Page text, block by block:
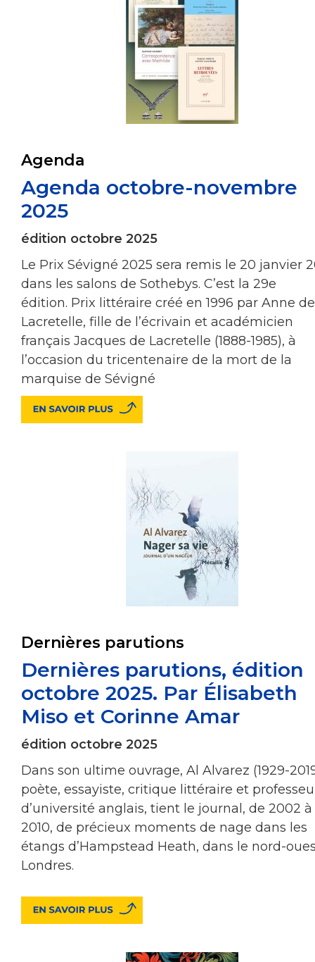
Agenda
Agenda octobre-novembre
2025
édition octobre 2025
Le Prix Sévigné 2025 sera remis le 20 janvier
dans les salons de Sothebys. C’est la 29e
édition. Prix littéraire créé en 1996 par Anne de
Lacretelle, fille de l’écrivain et académicien
français Jacques de Lacretelle (1888-1985), à
l’occasion du tricentenaire de la mort de la
marquise de Sévigné
Dernières parutions
Dernières parutions, édition
octobre 2025. Par Élisabeth
Miso et Corinne Amar
édition octobre 2025
Dans son ultime ouvrage, Al Alvarez (1929-
poète, essayiste, critique littéraire et
d’université anglais, tient le journal, de 2002 à
2010, de précieux moments de nage dans les
étangs d’Hampstead Heath, dans le nord-
Londres.